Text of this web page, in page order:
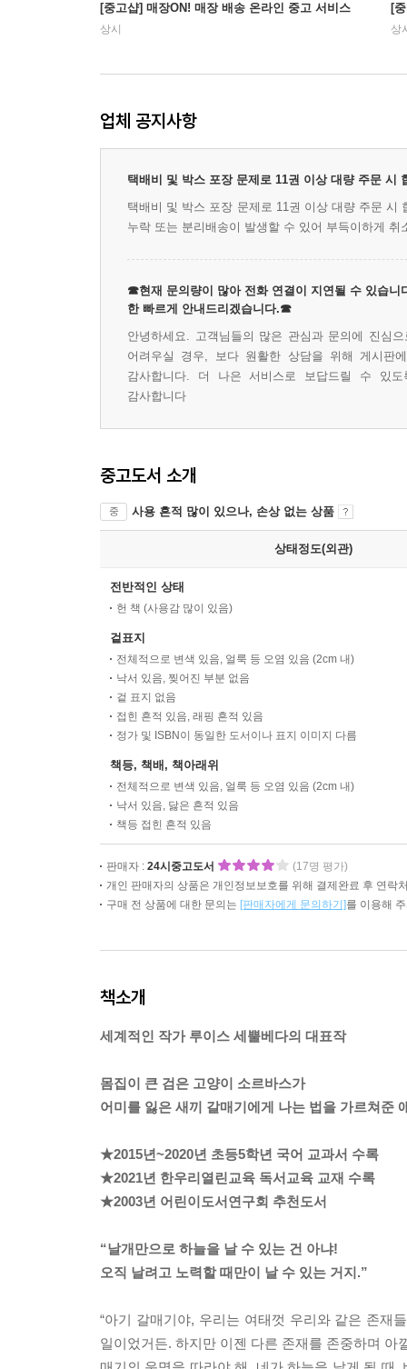
[중고샵] 매장ON! 매장 배송 온라인 중고 서비스
상시
[
상
업체 공지사항
택배비 및 박스 포장 문제로 11권 이상 대량 주문 시
택배비 및 박스 포장 문제로 11권 이상 대량 주문
누락 또는 분리배송이 발생할 수 있어 부득이하게 취
☎현재 문의량이 많아 전화 연결이 지연될 수 있습니
한 빠르게 안내드리겠습니다.☎
안녕하세요. 고객님들의 많은 관심과 문의에 진심
어려우실 경우, 보다 원활한 상담을 위해 게시판
감사합니다. 더 나은 서비스로 보답드릴 수 있도
감사합니다
중고도서 소개
중 사용 흔적 많이 있으나, 손상 없는 상품
상태정도(외관)
전반적인 상태
헌 책 (사용감 많이 있음)
겉표지
전체적으로 변색 있음, 얼룩 등 오염 있음 (2cm 내)
낙서 있음, 찢어진 부분 없음
겉 표지 없음
접힌 흔적 있음, 래핑 흔적 있음
정가 및 ISBN이 동일한 도서이나 표지 이미지 다름
책등, 책배, 책아래위
전체적으로 변색 있음, 얼룩 등 오염 있음 (2cm 내)
낙서 있음, 닳은 흔적 있음
책등 접힌 흔적 있음
판매자 : 24시중고도서
(17명 평가)
개인 판매자의 상품은 개인정보보호를 위해 결제완료 후 연락
구매 전 상품에 대한 문의는 [판매자에게 문의하기]를 이용해
책소개
세계적인 작가 루이스 세뿔베다의 대표작
몸집이 큰 검은 고양이 소르바스가
어미를 잃은 새끼 갈매기에게 나는 법을 가르쳐준
★2015년~2020년 초등5학년 국어 교과서 수록
★2021년 한우리열린교육 독서교육 교재 수록
★2003년 어린이도서연구회 추천도서
“날개만으로 하늘을 날 수 있는 건 아냐!
오직 날려고 노력할 때만이 날 수 있는 거지.”
“아기 갈매기야, 우리는 여태껏 우리와 같은 존재
일이었거든. 하지만 이젠 다른 존재를 존중하며